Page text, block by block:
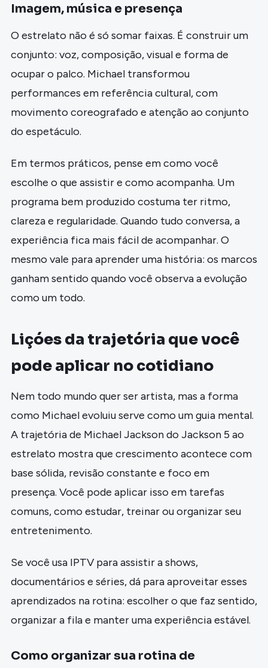
Imagem, música e presença
O estrelato não é só somar faixas. É construir um
conjunto: voz, composição, visual e forma de
ocupar o palco. Michael transformou
performances em referência cultural, com
movimento coreografado e atenção ao conjunto
do espetáculo.
Em termos práticos, pense em como você
escolhe o que assistir e como acompanha. Um
programa bem produzido costuma ter ritmo,
clareza e regularidade. Quando tudo conversa, a
experiência fica mais fácil de acompanhar. O
mesmo vale para aprender uma história: os marcos
ganham sentido quando você observa a evolução
como um todo.
Liçóes da trajetória que você
pode aplicar no cotidiano
Nem todo mundo quer ser artista, mas a forma
como Michael evoluiu serve como um guia mental.
A trajetória de Michael Jackson do Jackson 5 ao
estrelato mostra que crescimento acontece com
base sólida, revisão constante e foco em
presença. Você pode aplicar isso em tarefas
comuns, como estudar, treinar ou organizar seu
entretenimento.
Se você usa IPTV para assistir a shows,
documentários e séries, dá para aproveitar esses
aprendizados na rotina: escolher o que faz sentido,
organizar a fila e manter uma experiência estável.
Como organizar sua rotina de